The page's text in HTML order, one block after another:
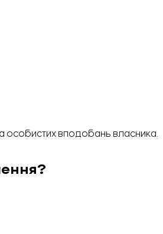
особистих вподобань власника.